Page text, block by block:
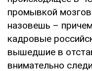
промывкой
назовешь –
кадровые
вышедшие в
внимательно